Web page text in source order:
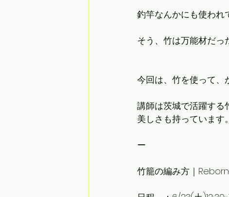
釣竿なんかにも使われ
そう、竹は万能材だっ
今回は、竹を使って、
講師は茨城で活躍する
美しさも持っています。
ー
竹籠の編み方｜